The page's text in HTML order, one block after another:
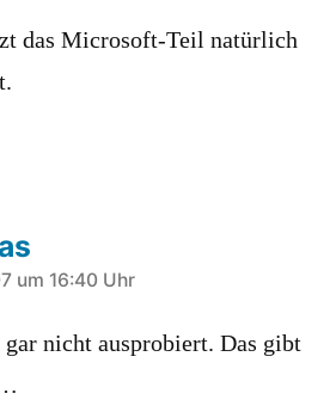
das Microsoft-Teil natürlich
um 16:40 Uhr
nicht ausprobiert. Das gibt